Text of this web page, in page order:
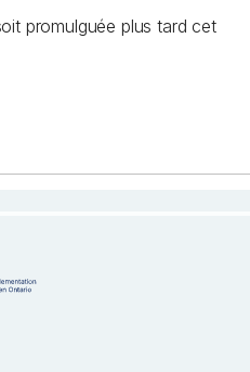
promulguée plus tard cet